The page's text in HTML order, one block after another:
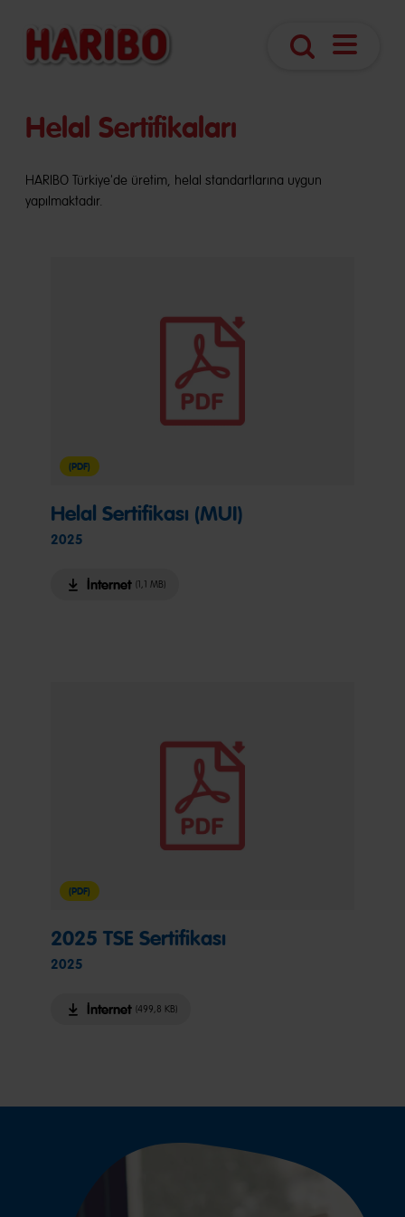
Helal Sertifikaları
HARIBO Türkiye'de üretim, helal standartlarına uygun
yapılmaktadır.
Helal Sertifikası (MUI)
2025
İnternet (1,1 MB)
(PDF)
2025 TSE Sertifikası
2025
İnternet (499,8 KB)
(PDF)